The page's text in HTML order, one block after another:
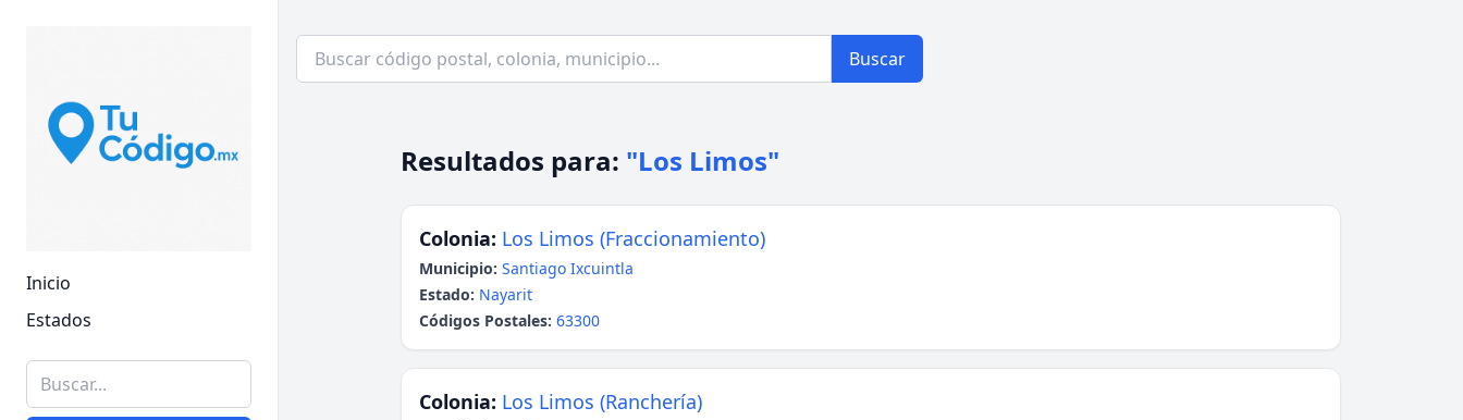
Inicio
Estados
Buscar
Resultados para: "Los Limos"
Colonia: Los Limos (Fraccionamiento)
Municipio: Santiago Ixcuintla
Estado: Nayarit
Códigos Postales: 63300
Colonia: Los Limos (Ranchería)